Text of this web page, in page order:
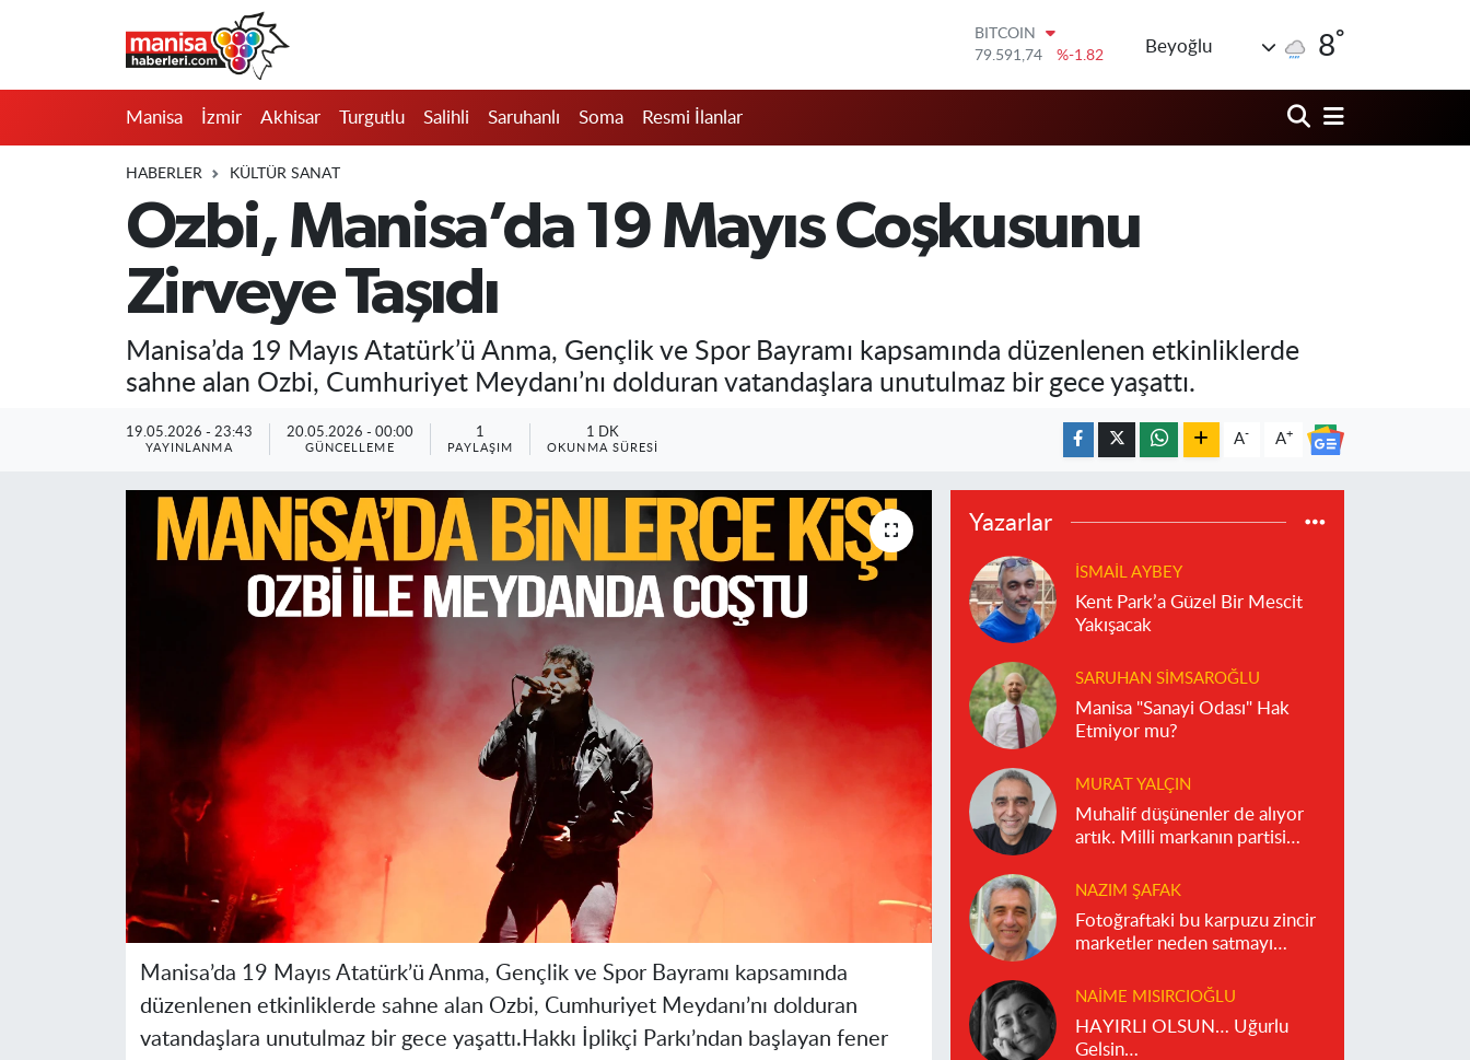
DOLAR
45,43620
%0.02
61,60380
%0.18
14.598,00
%0
BITCOIN
Beyoğlu 8°
Manisa İzmir Akhisar Turgutlu Salihli Saruhanlı Soma Resmi İlanlar
HABERLER KÜLTÜR SANAT
Ozbi, Manisa’da 19 Mayıs Coşkusunu
Zirveye Taşıdı
Manisa’da 19 Mayıs Atatürk’ü Anma, Gençlik ve Spor Bayramı kapsamında düzenlenen etkinliklerde
sahne alan Ozbi, Cumhuriyet Meydanı’nı dolduran vatandaşlara unutulmaz bir gece yaşattı.
19.05.2026 - 23:43
YAYINLANMA
20.05.2026 - 00:00
GÜNCELLEME
1
PAYLAŞIM
1 DK
OKUNMA SÜRESI
A- A+
Manisa’da 19 Mayıs Atatürk’ü Anma, Gençlik ve Spor Bayramı kapsamında
düzenlenen etkinliklerde sahne alan Ozbi, Cumhuriyet Meydanı’nı dolduran
vatandaşlara unutulmaz bir gece yaşattı.Hakkı İplikçi Parkı’ndan başlayan fener
Yazarlar
İSMAIL AYBEY
Kent Park’a Güzel Bir Mescit
Yakışacak
SARUHAN SIMSAROĞLU
Manisa "Sanayi Odası" Hak
Etmiyor mu?
MURAT YALÇIN
Muhalif düşünenler de alıyor
artık. Milli markanın partisi
NAZIM ŞAFAK
Fotoğraftaki bu karpuzu zincir
marketler neden satmayı
NAIME MISIRCIOĞLU
HAYIRLI OLSUN… Uğurlu
Gelsin…
Saruhanlı
Manisa Nöbetçi Eczaneler
Manisa Trafik Yoğunluk Haritası
Süper Lig Puan Durumu ve Fikstür
Tüm Manşetler